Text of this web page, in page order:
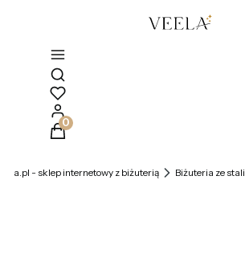
Otwórz wyszukiwarkę
Produkty w koszyku: 0. Zobacz
- sklep internetowy z biżuterią Biżuteria ze